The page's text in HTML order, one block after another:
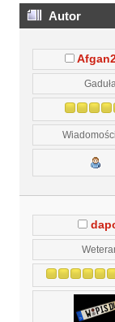
Autor
Gaduła